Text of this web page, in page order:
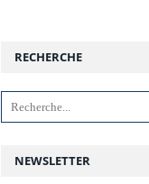
NEWSLETTER
RECHERCHE